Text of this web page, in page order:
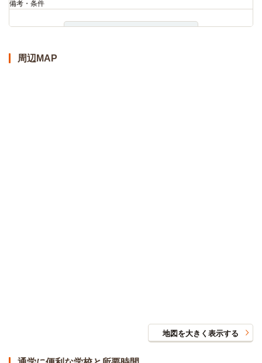
備考・条件
212号室2階
周辺MAP
地図を大きく表示する